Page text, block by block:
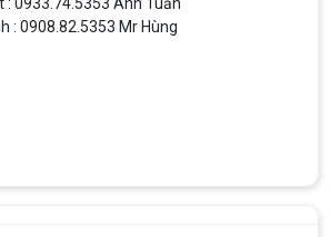
: 0908.82.5353 Mr Hùng